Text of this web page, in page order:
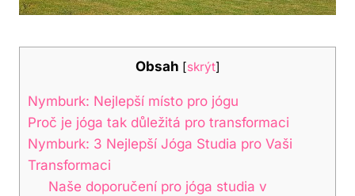
Obsah [skrýt]
Nymburk: Nejlepší místo pro jógu
Proč je jóga tak důležitá pro transformaci
Nymburk: 3 Nejlepší Jóga Studia pro Vaši
Transformaci
Naše doporučení pro jóga studia v